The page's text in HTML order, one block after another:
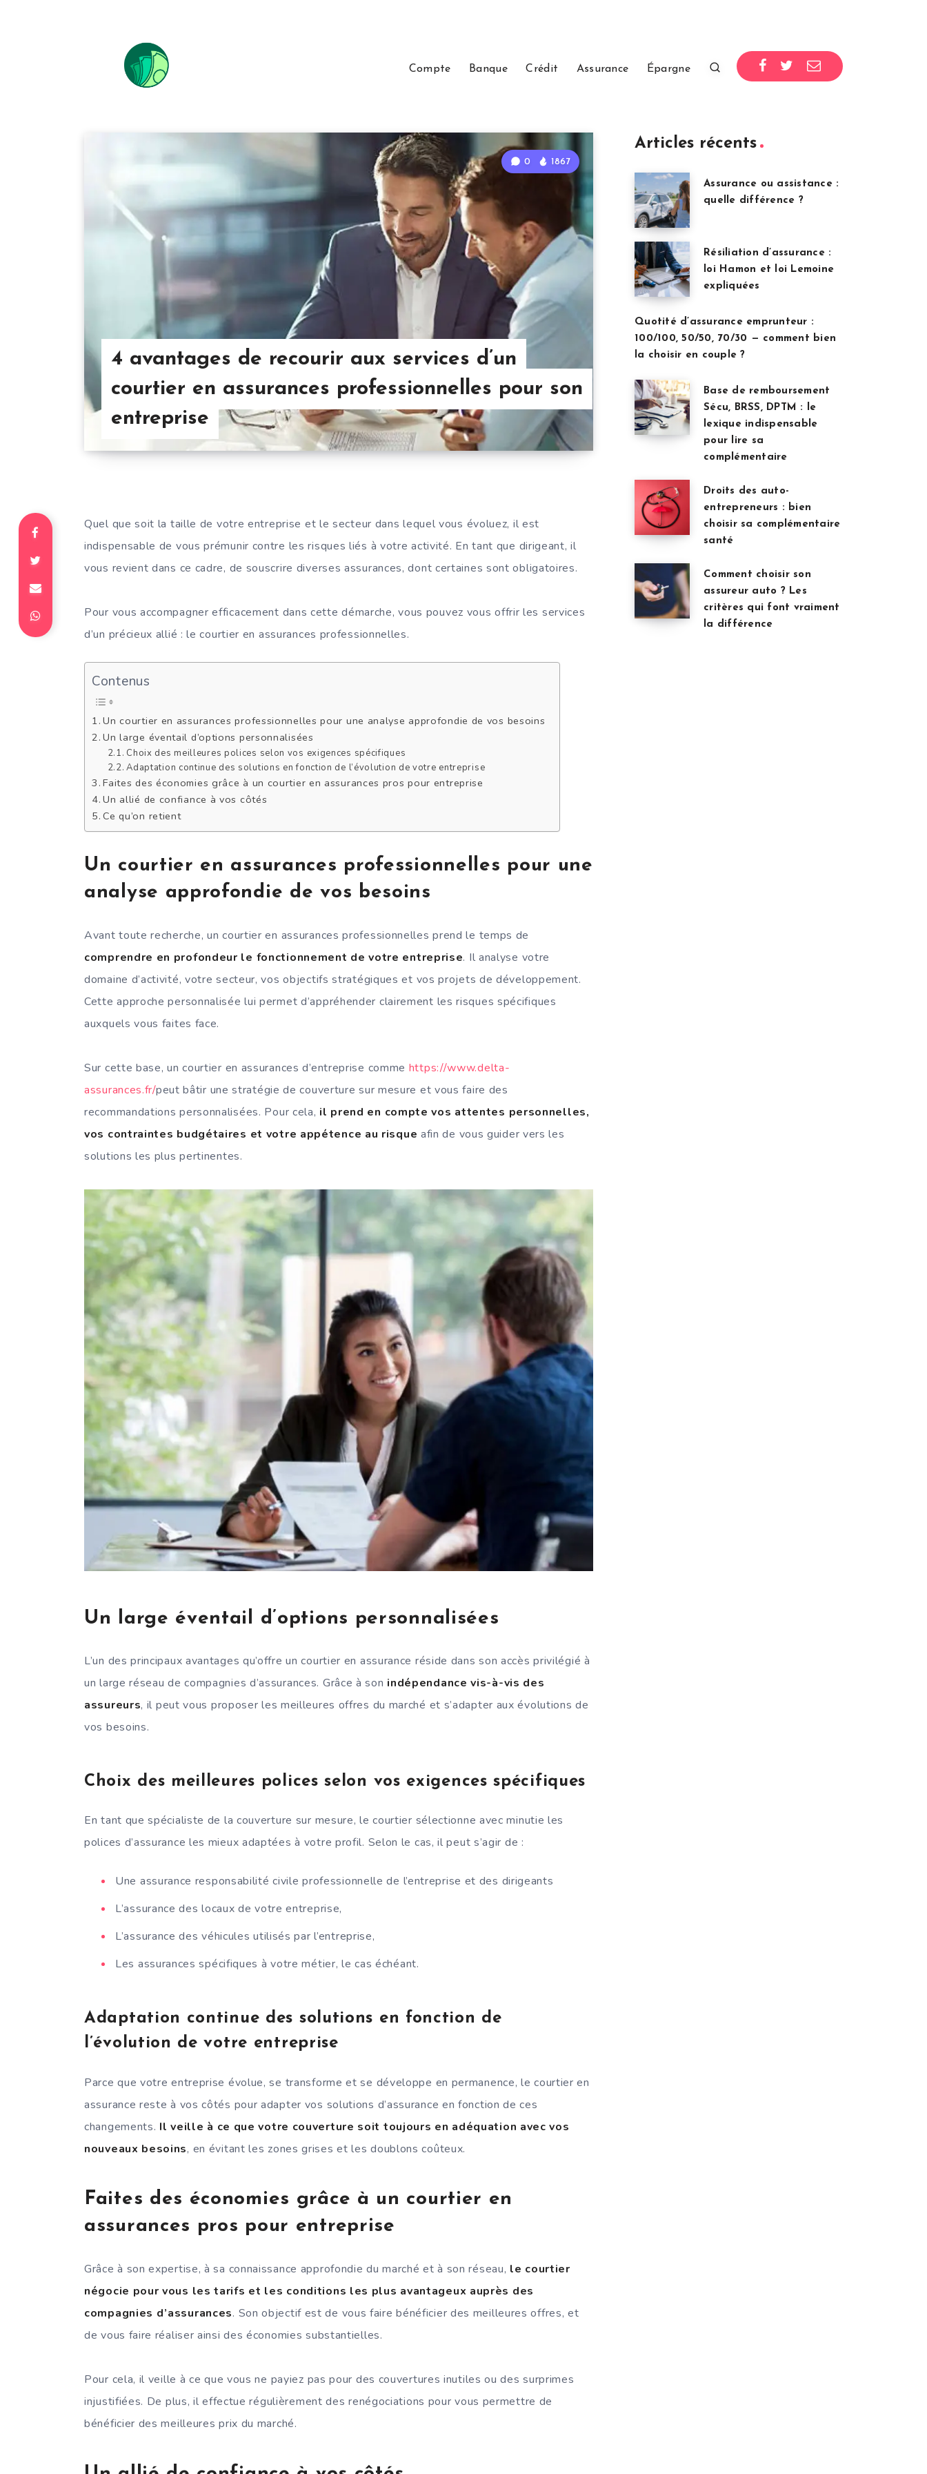
Compte Banque Crédit Assurance Épargne
4 avantages de recourir aux services d’un
courtier en assurances professionnelles pour son
entreprise
0 1867
Quel que soit la taille de votre entreprise et le secteur dans lequel vous évoluez, il est
indispensable de vous prémunir contre les risques liés à votre activité. En tant que dirigeant, il
vous revient dans ce cadre, de souscrire diverses assurances, dont certaines sont obligatoires.
Pour vous accompagner efficacement dans cette démarche, vous pouvez vous offrir les services
d’un précieux allié : le courtier en assurances professionnelles.
Contenus
Un courtier en assurances professionnelles pour une analyse approfondie de vos besoins
Un large éventail d’options personnalisées
Choix des meilleures polices selon vos exigences spécifiques
Adaptation continue des solutions en fonction de l’évolution de votre entreprise
Faites des économies grâce à un courtier en assurances pros pour entreprise
Un allié de confiance à vos côtés
Ce qu’on retient
Un courtier en assurances professionnelles pour une
analyse approfondie de vos besoins
Avant toute recherche, un courtier en assurances professionnelles prend le temps de
comprendre en profondeur le fonctionnement de votre entreprise. Il analyse votre
domaine d’activité, votre secteur, vos objectifs stratégiques et vos projets de développement.
Cette approche personnalisée lui permet d’appréhender clairement les risques spécifiques
auxquels vous faites face.
Sur cette base, un courtier en assurances d’entreprise comme https://www.delta-
assurances.fr/peut bâtir une stratégie de couverture sur mesure et vous faire des
recommandations personnalisées. Pour cela, il prend en compte vos attentes personnelles,
vos contraintes budgétaires et votre appétence au risque afin de vous guider vers les
solutions les plus pertinentes.
Un large éventail d’options personnalisées
L’un des principaux avantages qu’offre un courtier en assurance réside dans son accès privilégié à
un large réseau de compagnies d’assurances. Grâce à son indépendance vis-à-vis des
assureurs, il peut vous proposer les meilleures offres du marché et s’adapter aux évolutions de
vos besoins.
Choix des meilleures polices selon vos exigences spécifiques
En tant que spécialiste de la couverture sur mesure, le courtier sélectionne avec minutie les
polices d’assurance les mieux adaptées à votre profil. Selon le cas, il peut s’agir de :
Une assurance responsabilité civile professionnelle de l’entreprise et des dirigeants
L’assurance des locaux de votre entreprise,
L’assurance des véhicules utilisés par l’entreprise,
Les assurances spécifiques à votre métier, le cas échéant.
Adaptation continue des solutions en fonction de
l’évolution de votre entreprise
Parce que votre entreprise évolue, se transforme et se développe en permanence, le courtier en
assurance reste à vos côtés pour adapter vos solutions d’assurance en fonction de ces
changements. Il veille à ce que votre couverture soit toujours en adéquation avec vos
nouveaux besoins, en évitant les zones grises et les doublons coûteux.
Faites des économies grâce à un courtier en
assurances pros pour entreprise
Grâce à son expertise, à sa connaissance approfondie du marché et à son réseau, le courtier
négocie pour vous les tarifs et les conditions les plus avantageux auprès des
compagnies d’assurances. Son objectif est de vous faire bénéficier des meilleures offres, et
de vous faire réaliser ainsi des économies substantielles.
Pour cela, il veille à ce que vous ne payiez pas pour des couvertures inutiles ou des surprimes
injustifiées. De plus, il effectue régulièrement des renégociations pour vous permettre de
bénéficier des meilleures prix du marché.
Articles récents
Assurance ou assistance :
quelle différence ?
Résiliation d’assurance :
loi Hamon et loi Lemoine
expliquées
Quotité d’assurance emprunteur :
100/100, 50/50, 70/30 — comment bien
la choisir en couple ?
Base de remboursement
Sécu, BRSS, DPTM : le
lexique indispensable
pour lire sa
complémentaire
Droits des auto-
entrepreneurs : bien
choisir sa complémentaire
santé
Comment choisir son
assureur auto ? Les
critères qui font vraiment
la différence